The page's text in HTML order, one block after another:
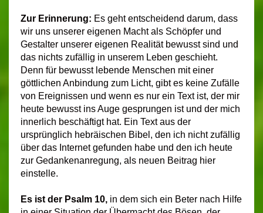
Zur Erinnerung: Es geht entscheidend darum, dass
wir uns unserer eigenen Macht als Schöpfer und
Gestalter unserer eigenen Realität bewusst sind und
das nichts zufällig in unserem Leben geschieht.
Denn für bewusst lebende Menschen mit einer
göttlichen Anbindung zum Licht, gibt es keine Zufälle
von Ereignissen und wenn es nur ein Text ist, der mir
heute bewusst ins Auge gesprungen ist und der mich
innerlich beschäftigt hat. Ein Text aus der
ursprünglich hebräischen Bibel, den ich nicht zufällig
über das Internet gefunden habe und den ich heute
zur Gedankenanregung, als neuen Beitrag hier
einstelle.
Es ist der Psalm 10, in dem sich ein Beter nach Hilfe